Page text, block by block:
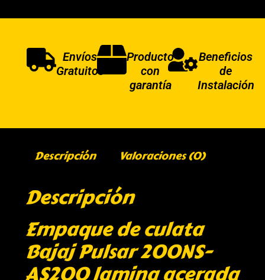
Envíos
Gratuitos
Producto
con
garantía
Beneficios
de
Instalación
Descripción Valoraciones (0)
Descripción
Empaque de culata
Bajaj Pulsar 200NS-